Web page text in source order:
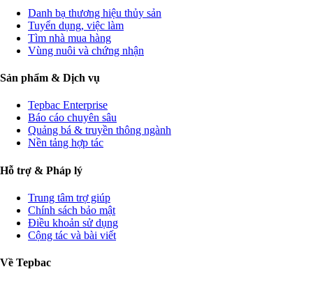
Danh bạ thương hiệu thủy sản
Tuyển dụng, việc làm
Tìm nhà mua hàng
Vùng nuôi và chứng nhận
Sản phẩm & Dịch vụ
Tepbac Enterprise
Báo cáo chuyên sâu
Quảng bá & truyền thông ngành
Nền tảng hợp tác
Hỗ trợ & Pháp lý
Trung tâm trợ giúp
Chính sách bảo mật
Điều khoản sử dụng
Cộng tác và bài viết
Về Tepbac